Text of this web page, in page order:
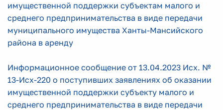
имущественной поддержки субъектам малого и
среднего предпринимательства в виде передачи
муниципального имущества Ханты-Мансийского
района в аренду
Информационное сообщение от 13.04.2023 Исх. №
13-Исх-220 о поступивших заявлениях об оказании
имущественной поддержки субъекту малого и
среднего предпринимательства в виде передачи